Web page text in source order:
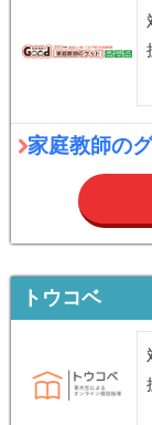
家庭教師の
トウコベ